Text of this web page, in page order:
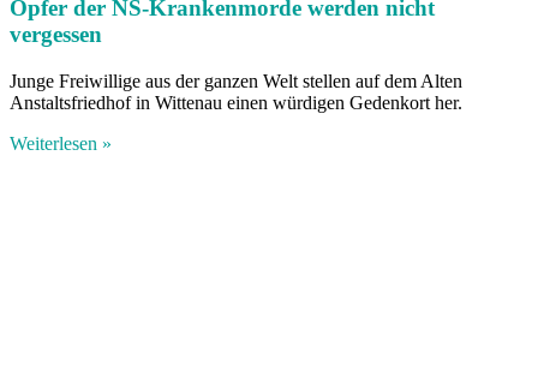
Opfer der NS-Krankenmorde werden nicht
vergessen
Junge Freiwillige aus der ganzen Welt stellen auf dem Alten
Anstaltsfriedhof in Wittenau einen würdigen Gedenkort her.
Weiterlesen »